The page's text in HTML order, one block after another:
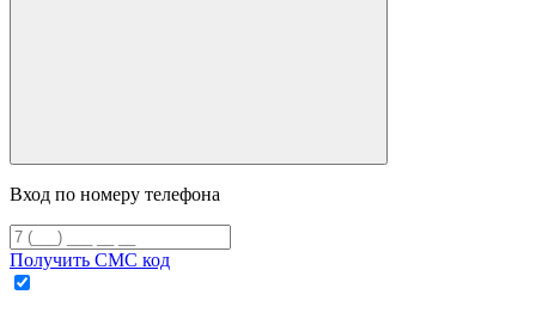
Вход по номеру телефона
Получить СМС код